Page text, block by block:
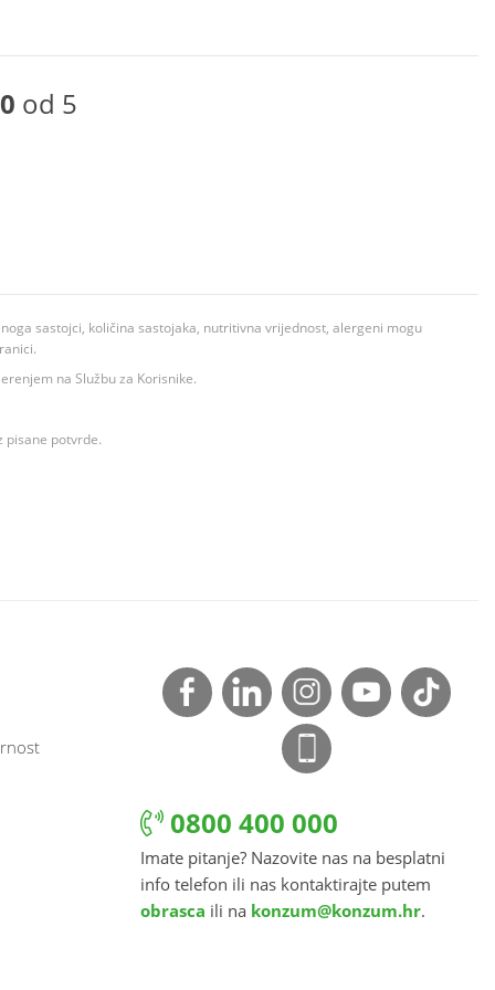
0 od 5
sastojci, količina sastojaka, nutritivna vrijednost, alergeni mogu
na Službu za Korisnike.
pisane potvrde.
0800 400 000
Imate pitanje? Nazovite nas na besplatni
info telefon ili nas kontaktirajte putem
obrasca ili na konzum@konzum.hr.